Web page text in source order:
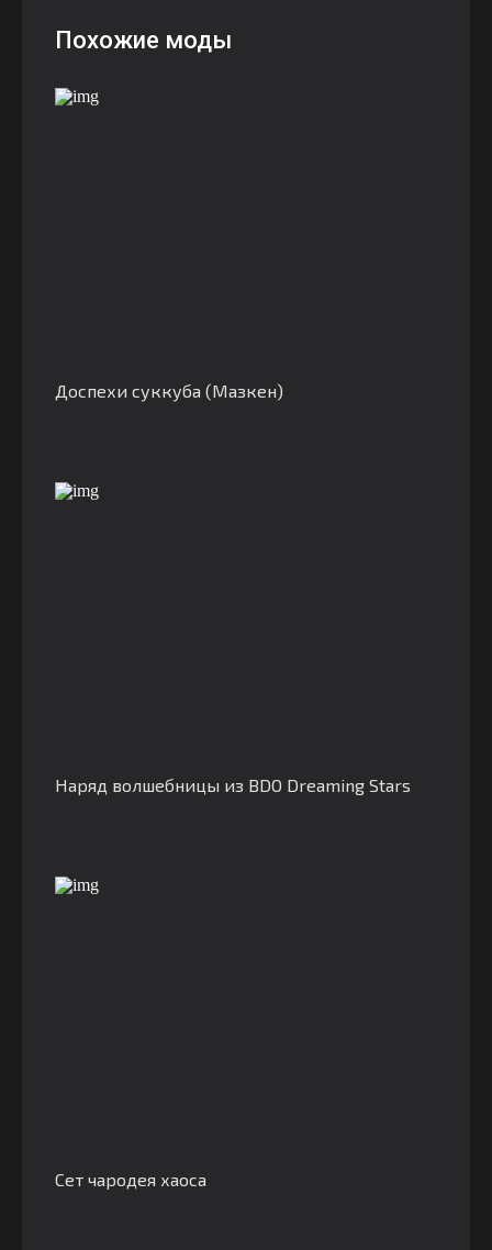
Похожие моды
Доспехи суккуба (Мазкен)
Наряд волшебницы из BDO Dreaming Stars
Сет чародея хаоса